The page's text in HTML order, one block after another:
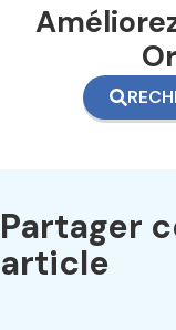
Partager
article